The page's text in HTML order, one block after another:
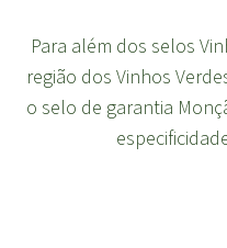
Para além dos selos
região dos Vinhos
o selo de garantia